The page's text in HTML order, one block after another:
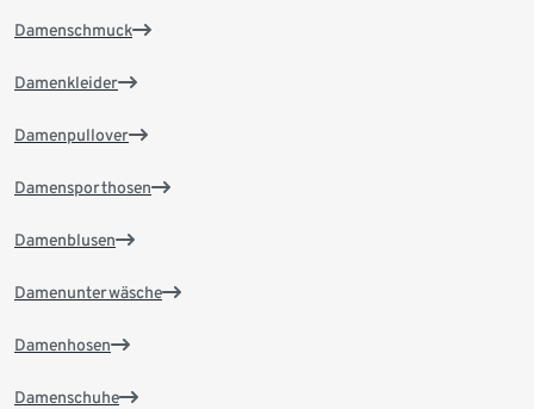
Damenschmuck
Damenkleider
Damenpullover
Damensporthosen
Damenblusen
Damenunterwäsche
Damenhosen
Damenschuhe